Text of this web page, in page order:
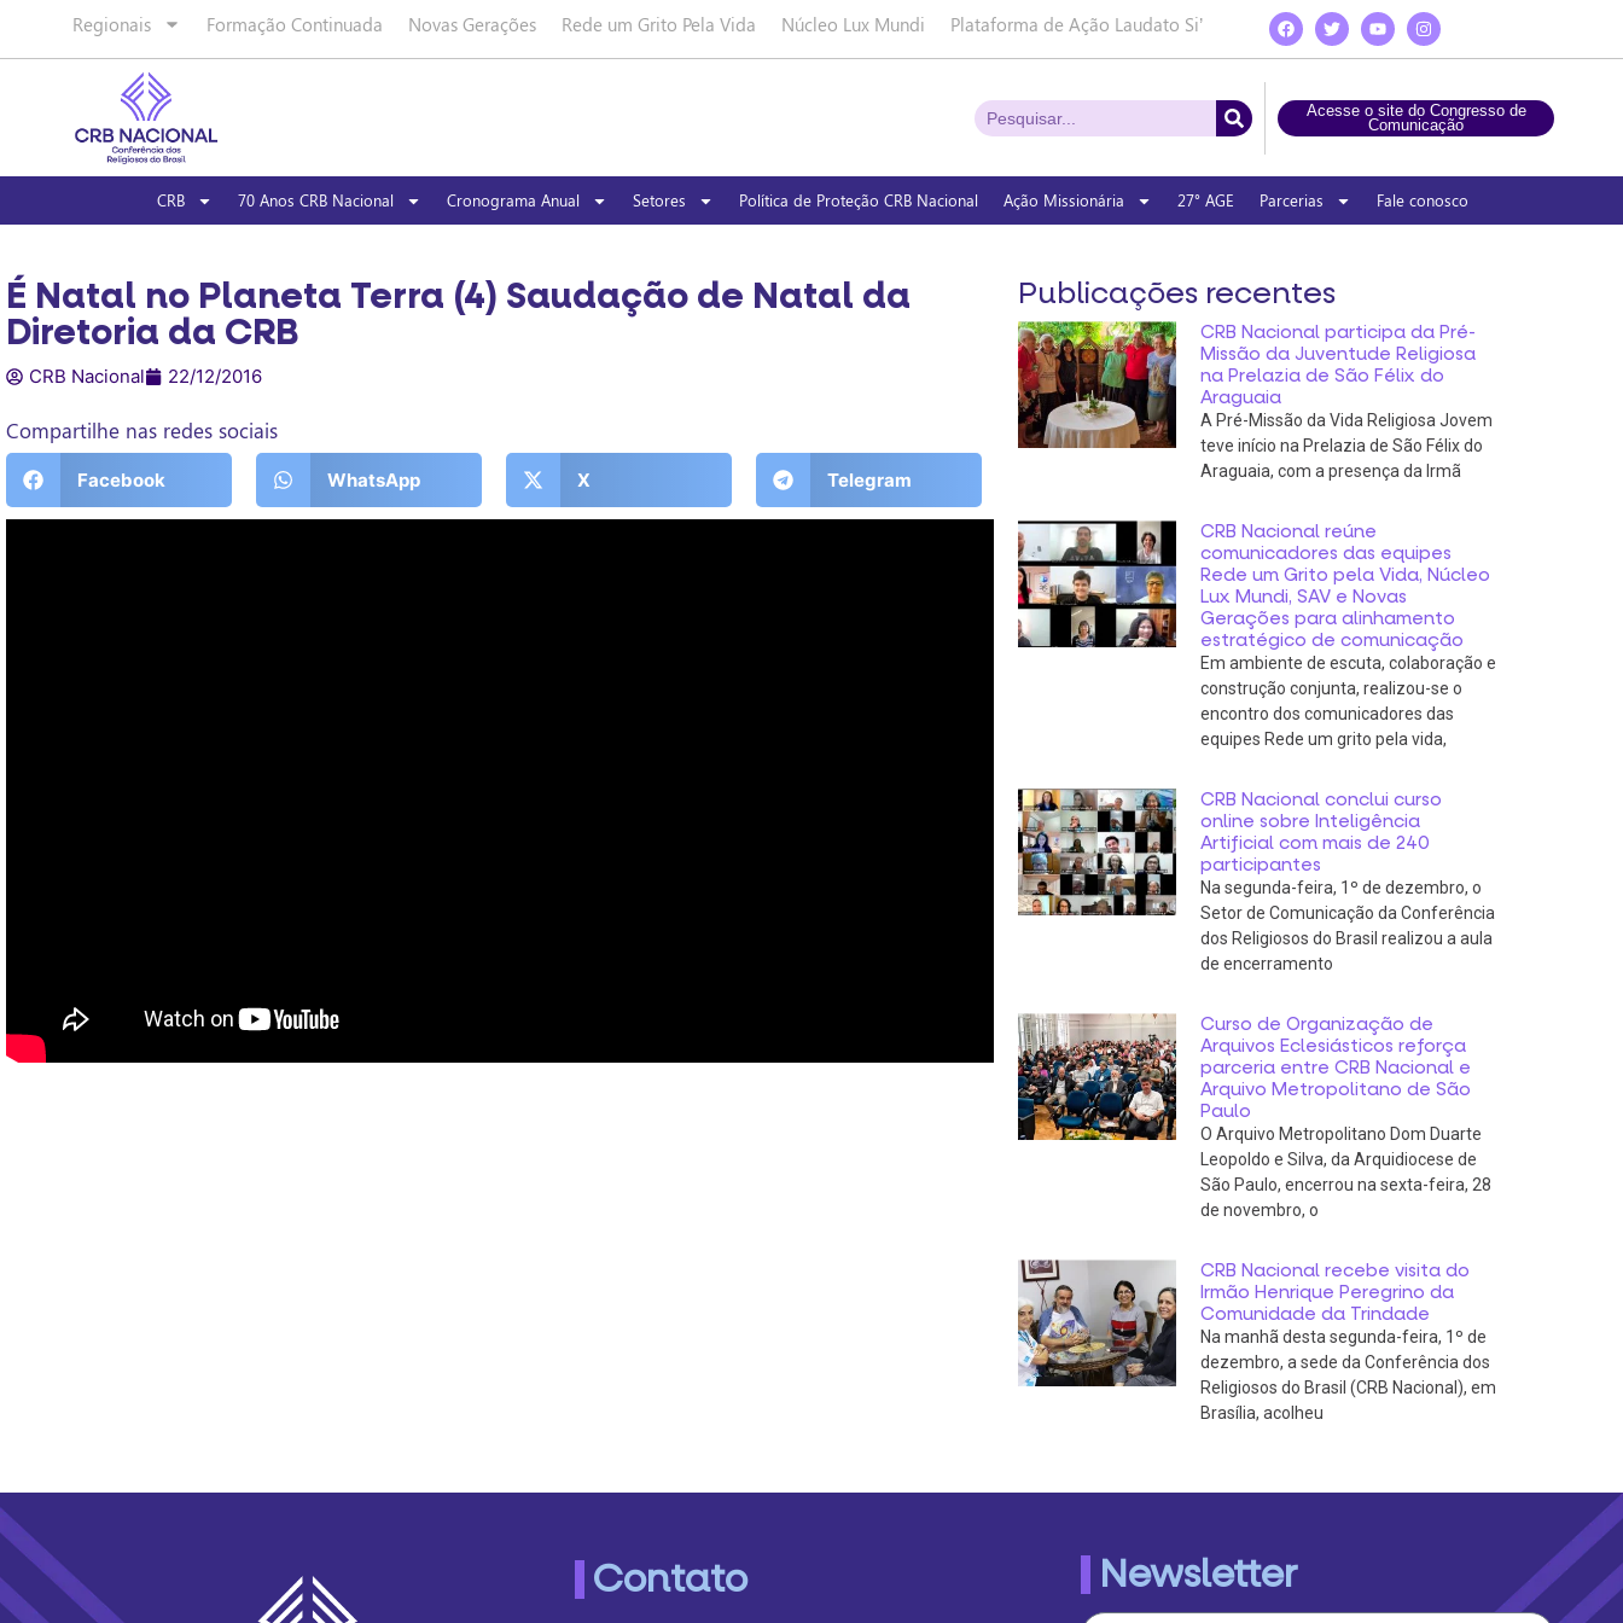
Regionais Formação Continuada Novas Gerações Rede um Grito Pela Vida Núcleo Lux Mundi Plataforma de Ação Laudato Si’
Acesse o site do Congresso de
Comunicação
CRB 70 Anos CRB Nacional Cronograma Anual Setores Política de Proteção CRB Nacional Ação Missionária 27° AGE Parcerias Fale conosco
É Natal no Planeta Terra (4) Saudação de Natal da
Diretoria da CRB
CRB Nacional 22/12/2016
Compartilhe nas redes sociais
Facebook WhatsApp X Telegram
Publicações recentes
CRB Nacional participa da Pré-
Missão da Juventude Religiosa
na Prelazia de São Félix do
Araguaia
A Pré-Missão da Vida Religiosa Jovem
teve início na Prelazia de São Félix do
Araguaia, com a presença da Irmã
CRB Nacional reúne
comunicadores das equipes
Rede um Grito pela Vida, Núcleo
Lux Mundi, SAV e Novas
Gerações para alinhamento
estratégico de comunicação
Em ambiente de escuta, colaboração e
construção conjunta, realizou-se o
encontro dos comunicadores das
equipes Rede um grito pela vida,
CRB Nacional conclui curso
online sobre Inteligência
Artificial com mais de 240
participantes
Na segunda-feira, 1º de dezembro, o
Setor de Comunicação da Conferência
dos Religiosos do Brasil realizou a aula
de encerramento
Curso de Organização de
Arquivos Eclesiásticos reforça
parceria entre CRB Nacional e
Arquivo Metropolitano de São
Paulo
O Arquivo Metropolitano Dom Duarte
Leopoldo e Silva, da Arquidiocese de
São Paulo, encerrou na sexta-feira, 28
de novembro, o
CRB Nacional recebe visita do
Irmão Henrique Peregrino da
Comunidade da Trindade
Na manhã desta segunda-feira, 1º de
dezembro, a sede da Conferência dos
Religiosos do Brasil (CRB Nacional), em
Brasília, acolheu
Contato Newsletter